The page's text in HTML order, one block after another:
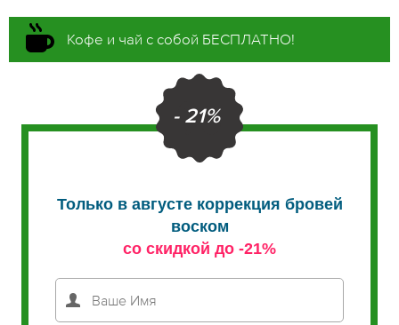
Кофе и чай с собой БЕСПЛАТНО!
- 21%
Только в августе коррекция бровей
воском
со скидкой до -21%